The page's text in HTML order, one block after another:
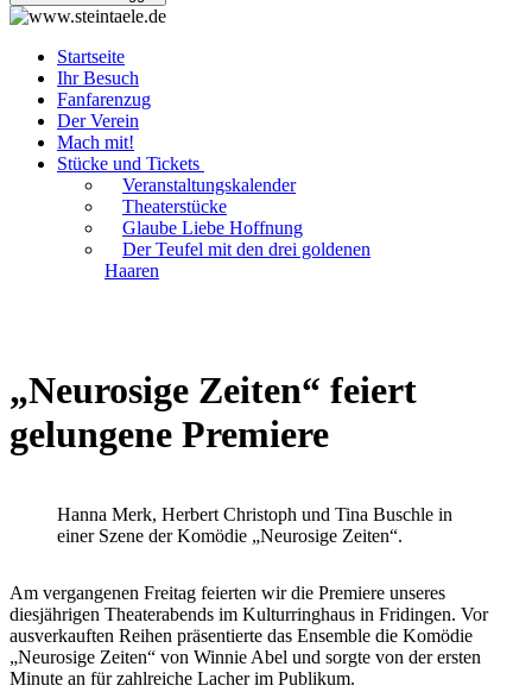
Startseite
Ihr Besuch
Fanfarenzug
Der Verein
Mach mit!
Stücke und Tickets
Veranstaltungskalender
Theaterstücke
Glaube Liebe Hoffnung
Der Teufel mit den drei goldenen
Haaren
„Neurosige Zeiten“ feiert
gelungene Premiere
Hanna Merk, Herbert Christoph und Tina Buschle in
einer Szene der Komödie „Neurosige Zeiten“.
Am vergangenen Freitag feierten wir die Premiere unseres
diesjährigen Theaterabends im Kulturringhaus in Fridingen. Vor
ausverkauften Reihen präsentierte das Ensemble die Komödie
„Neurosige Zeiten“ von Winnie Abel und sorgte von der ersten
Minute an für zahlreiche Lacher im Publikum.